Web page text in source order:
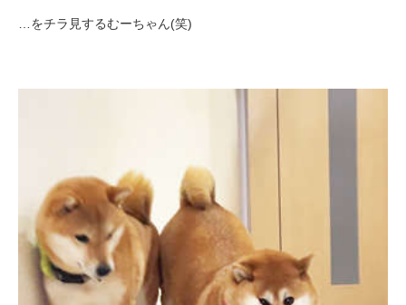
…をチラ見するむーちゃん(笑)
PECOアプリをダウンロード済みの方
アプリで開く